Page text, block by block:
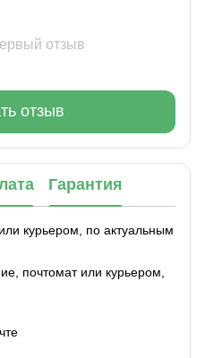
отзыв
отзыв
Гарантия
курьером, по актуальным
почтомат или курьером,